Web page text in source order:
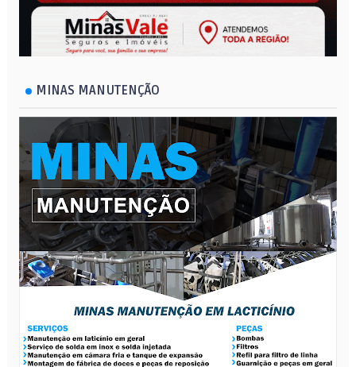
MINAS MANUTENÇÃO